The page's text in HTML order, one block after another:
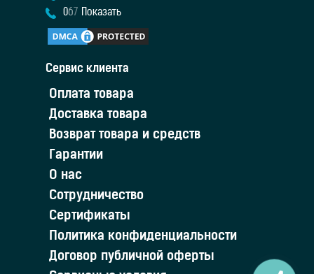
067 Показать
Сервис клиента
Оплата товара
Доставка товара
Возврат товара и средств
Гарантии
О нас
Сотрудничество
Сертификаты
Политика конфиденциальности
Договор публичной оферты